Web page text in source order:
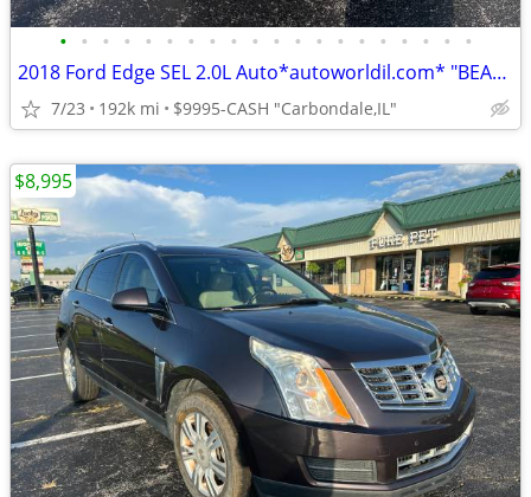
• • • • • • • • • • • • • • • • • • • •
2018 Ford Edge SEL 2.0L Auto*autoworldil.com* "BEAUTIFUL MID SIZE SUV"
7/23 192k mi $9995-CASH "Carbondale,IL"
$8,995